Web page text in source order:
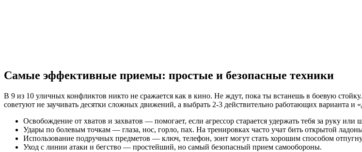
Самые эффективные приемы: простые и безопасные техники
В 9 из 10 уличных конфликтов никто не сражается как в кино. Не ждут, пока ты встанешь в боевую
советуют не заучивать десятки сложных движений, а выбрать 2-3 действительно работающих варианта и
Освобождение от хватов и захватов — помогает, если агрессор старается удержать тебя за руку или
Удары по болевым точкам — глаза, нос, горло, пах. На тренировках часто учат бить открытой
Использование подручных предметов — ключ, телефон, зонт могут стать хорошим способом
Уход с линии атаки и бегство — простейший, но самый безопасный прием самообороны.